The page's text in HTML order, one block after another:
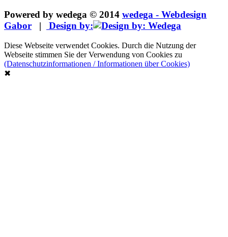
Powered by wedega © 2014 wedega - Webdesign
Gabor | Design by:
Diese Webseite verwendet Cookies. Durch die Nutzung der
Webseite stimmen Sie der Verwendung von Cookies zu
(Datenschutzinformationen / Informationen über Cookies)
✖